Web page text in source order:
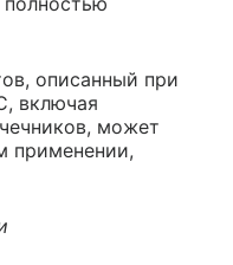
описанный при
включая
может
применении,